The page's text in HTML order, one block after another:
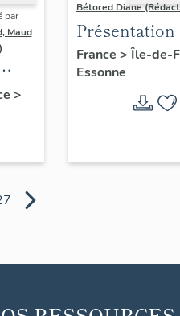
par
Maud
>
Bétored Diane
Présentation
diagnostic
patrimonial du
Centre-
Chéron)
France > Île-de-
Essonne